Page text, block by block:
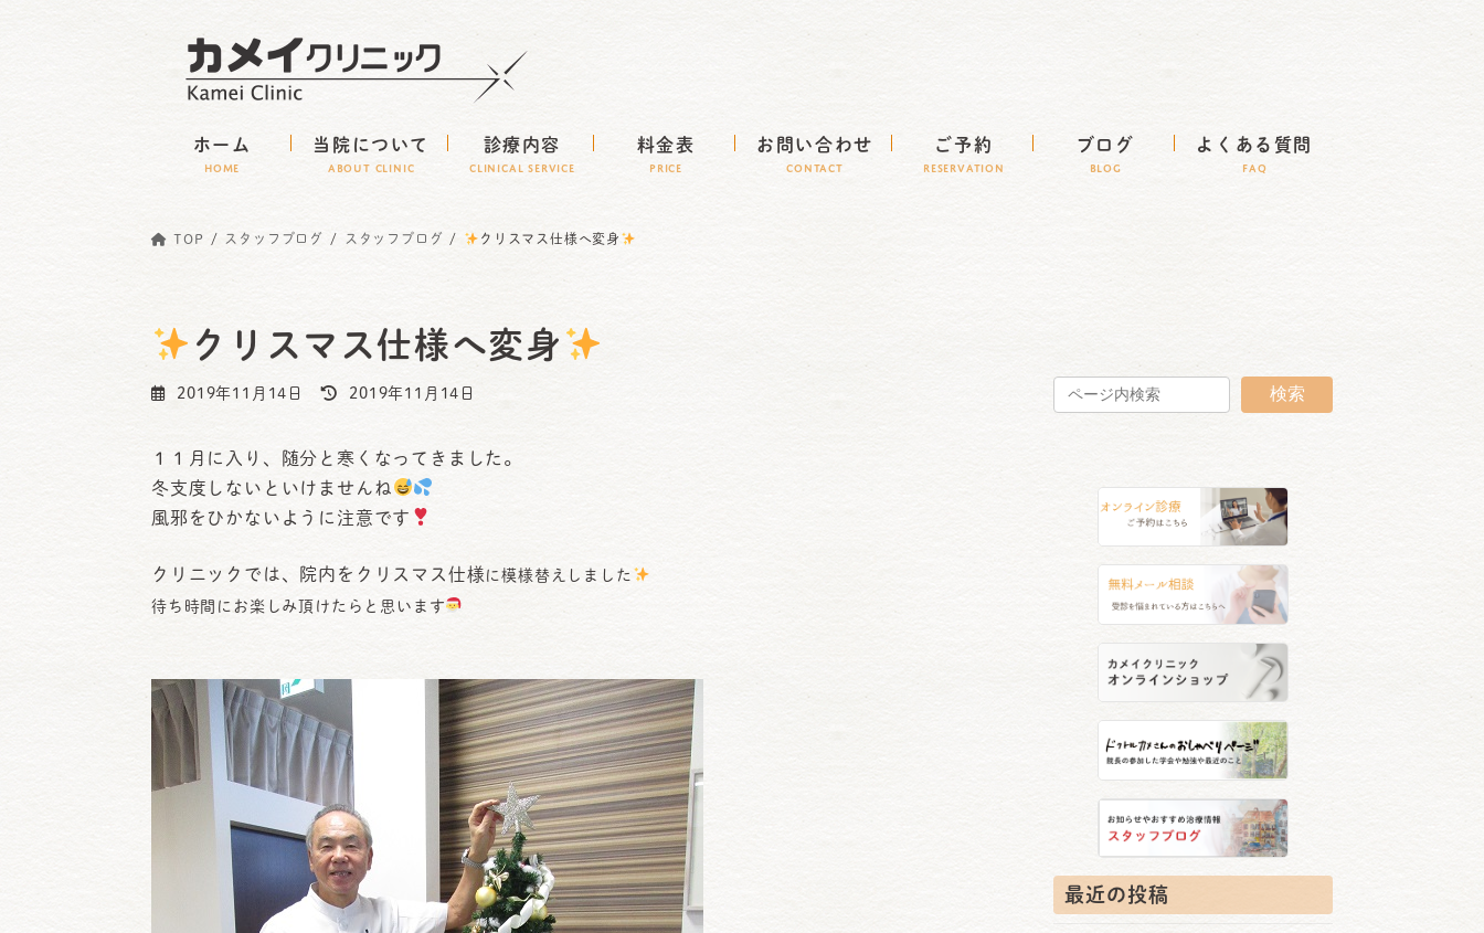
ホーム
HOME
当院について
ABOUT CLINIC
診療内容
CLINICAL SERVICE
料金表
Price
お問い合わせ
CONTACT
ご予約
RESERVATION
ブログ
BLOG
よくある質問
FAQ
TOP スタッフブログ スタッフブログ クリスマス仕様へ変身
クリスマス仕様へ変身
2019年11月14日
最
更
新
日
:
2019年11月14日
１１月に入り、随分と寒くなってきました。
冬支度しないといけませんね
風邪をひかないように注意です
クリニックでは、院内をクリスマス仕様 に模様替えしました
待ち時間にお楽しみ頂けたらと思います
検索
最近の投稿